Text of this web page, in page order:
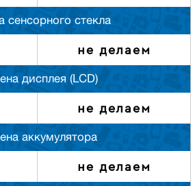
сенсорного стекла
не делаем
дисплея (LCD)
не делаем
аккумулятора
не делаем